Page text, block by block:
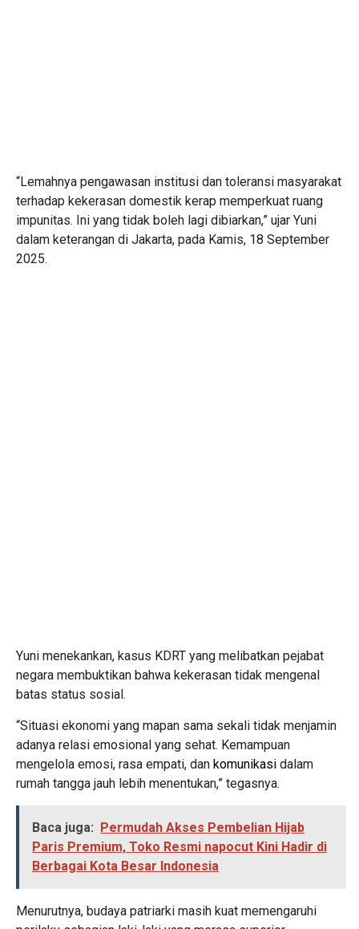
“Lemahnya pengawasan institusi dan toleransi masyarakat
terhadap kekerasan domestik kerap memperkuat ruang
impunitas. Ini yang tidak boleh lagi dibiarkan,” ujar Yuni
dalam keterangan di Jakarta, pada Kamis, 18 September
2025.
Yuni menekankan, kasus KDRT yang melibatkan pejabat
negara membuktikan bahwa kekerasan tidak mengenal
batas status sosial.
“Situasi ekonomi yang mapan sama sekali tidak menjamin
adanya relasi emosional yang sehat. Kemampuan
mengelola emosi, rasa empati, dan komunikasi dalam
rumah tangga jauh lebih menentukan,” tegasnya.
Baca juga: Permudah Akses Pembelian Hijab
Paris Premium, Toko Resmi napocut Kini Hadir di
Berbagai Kota Besar Indonesia
Menurutnya, budaya patriarki masih kuat memengaruhi